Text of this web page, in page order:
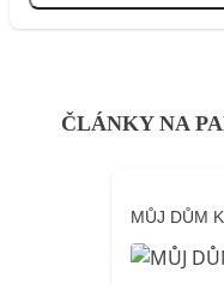
ČLÁNKY NA
MŮJ DŮM